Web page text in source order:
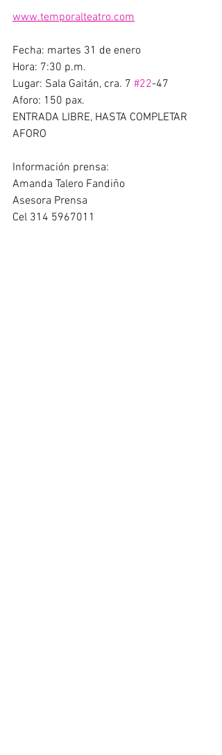
www.temporalteatro.com
Fecha: martes 31 de enero
Hora: 7:30 p.m.
Lugar: Sala Gaitán, cra. 7 #22-47
Aforo: 150 pax.
ENTRADA LIBRE, HASTA COMPLETAR
AFORO
Información prensa:
Amanda Talero Fandiño
Asesora Prensa
Cel 314 5967011